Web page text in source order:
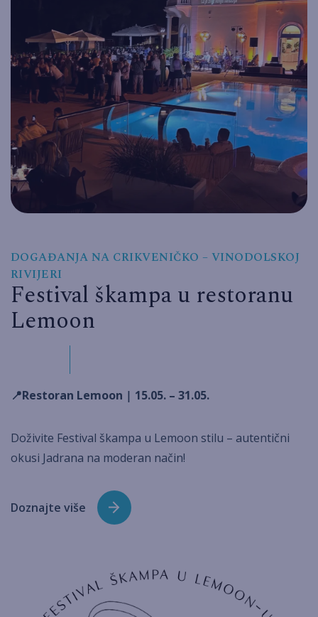
DOGAĐANJA NA CRIKVENIČKO – VINODOLSKOJ
RIVIJERI
Festival škampa u restoranu
Lemoon
📍Restoran Lemoon | 15.05. – 31.05.
Doživite Festival škampa u Lemoon stilu – autentični
okusi Jadrana na moderan način!
Doznajte više